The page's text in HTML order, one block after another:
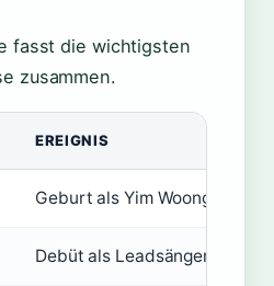
fasst die wichtigsten
zusammen.
EREIGNIS
Geburt als Yim Woong-jae in
Debüt als Leadsänger von